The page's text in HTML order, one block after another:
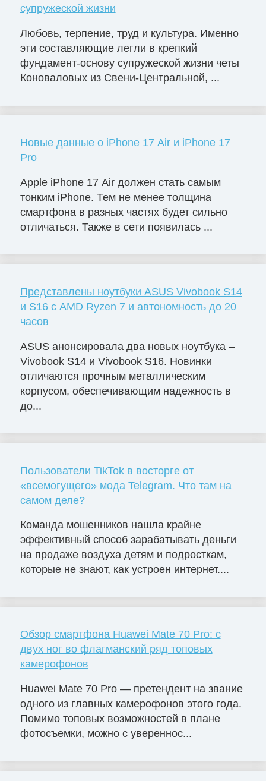
супружеской жизни
Любовь, терпение, труд и культура. Именно
эти составляющие легли в крепкий
фундамент-основу супружеской жизни четы
Коноваловых из Свени-Центральной, ...
Новые данные о iPhone 17 Air и iPhone 17
Pro
Apple iPhone 17 Air должен стать самым
тонким iPhone. Тем не менее толщина
смартфона в разных частях будет сильно
отличаться. Также в сети появилась ...
Представлены ноутбуки ASUS Vivobook S14
и S16 с AMD Ryzen 7 и автономность до 20
часов
ASUS анонсировала два новых ноутбука –
Vivobook S14 и Vivobook S16. Новинки
отличаются прочным металлическим
корпусом, обеспечивающим надежность в
до...
Пользователи TikTok в восторге от
«всемогущего» мода Telegram. Что там на
самом деле?
Команда мошенников нашла крайне
эффективный способ зарабатывать деньги
на продаже воздуха детям и подросткам,
которые не знают, как устроен интернет....
Обзор смартфона Huawei Mate 70 Pro: с
двух ног во флагманский ряд топовых
камерофонов
Huawei Mate 70 Pro — претендент на звание
одного из главных камерофонов этого года.
Помимо топовых возможностей в плане
фотосъемки, можно с увереннос...